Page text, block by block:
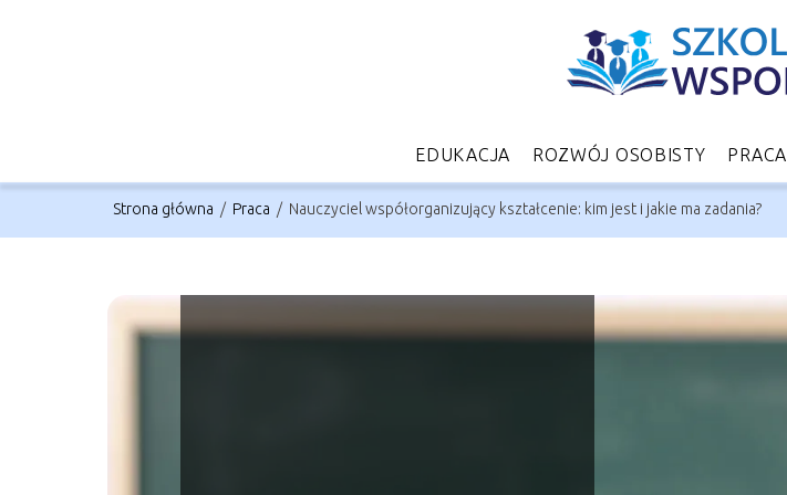
EDUKACJA ROZWÓJ OSOBISTY PRACA
Strona główna / Praca / Nauczyciel współorganizujący kształcenie: kim jest i jakie ma zadania?